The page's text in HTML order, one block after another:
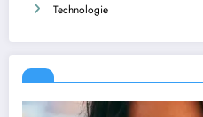
Technologie